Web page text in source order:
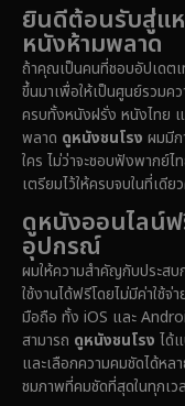
ยินดีต้อนรับสู่แ
หนังห้ามพลาด
ถ้าคุณเป็นคนที่ชอบอัปเดต
ขึ้นมาเพื่อให้เป็นศูนย์รวมค
ครบทั้งหนังฝรั่ง หนังไทย แ
พลาด ดูหนังชนโรง ผมมีก
ใคร ไม่ว่าจะชอบฟังพากย์
เตรียมไว้ให้ครบจบในที่เดีย
ดูหนังออนไลน์ฟ
อุปกรณ์
ผมให้ความสำคัญกับประสบ
ใช้งานได้ฟรีโดยไม่มีค่าใช้
มือถือ ทั้ง iOS และ
สามารถ ดูหนังชนโรง ได้
และเลือกความคมชัดได้ห
ชมภาพที่คมชัดที่สุดในทุกเว